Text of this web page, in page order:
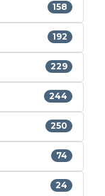
158
192
229
244
250
74
24